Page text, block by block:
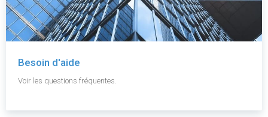
Besoin d'aide
Voir les questions fréquentes.